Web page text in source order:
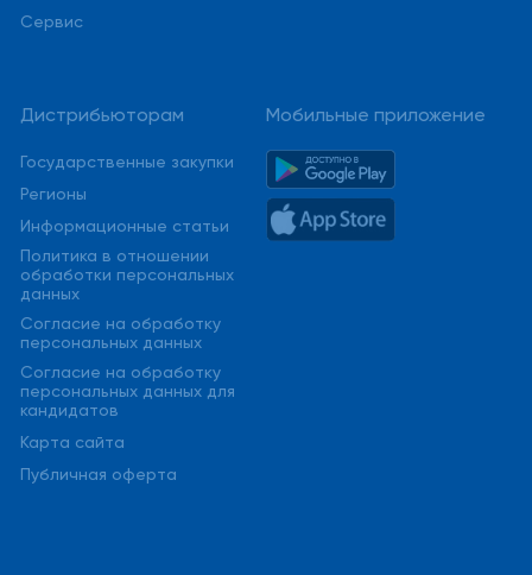
Сервис
Дистрибьюторам
Государственные закупки
Регионы
Информационные статьи
Политика в отношении
обработки персональных
данных
Cогласие на обработку
персональных данных
Cогласие на обработку
персональных данных для
кандидатов
Карта сайта
Публичная оферта
Мобильные приложение